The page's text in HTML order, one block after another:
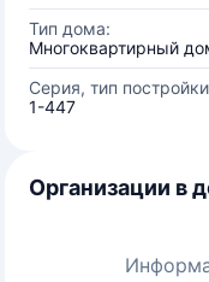
Тип дома:
Многоквартирный
Серия, тип
1-447
Организации в